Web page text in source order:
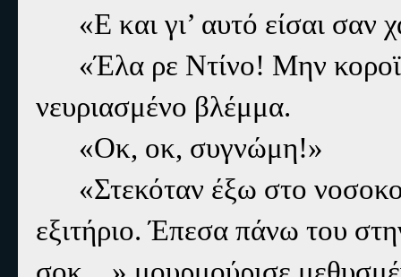
«Ε και γι’ αυτό είσαι σαν
«Έλα ρε Ντίνο! Μην
νευριασμένο βλέμμα.
«Οκ, οκ, συγνώμη!»
«Στεκόταν έξω στο
εξιτήριο. Έπεσα πάνω του